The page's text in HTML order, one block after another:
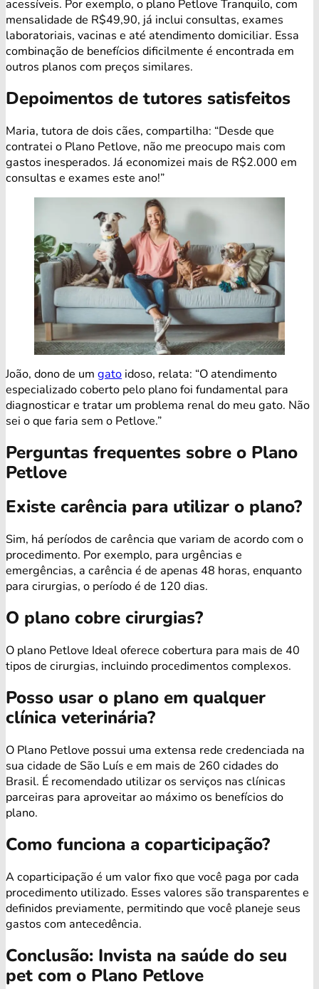
acessíveis. Por exemplo, o plano Petlove Tranquilo, com
mensalidade de R$49,90, já inclui consultas, exames
laboratoriais, vacinas e até atendimento domiciliar. Essa
combinação de benefícios dificilmente é encontrada em
outros planos com preços similares.
Depoimentos de tutores satisfeitos
Maria, tutora de dois cães, compartilha: “Desde que
contratei o Plano Petlove, não me preocupo mais com
gastos inesperados. Já economizei mais de R$2.000 em
consultas e exames este ano!”
João, dono de um gato idoso, relata: “O atendimento
especializado coberto pelo plano foi fundamental para
diagnosticar e tratar um problema renal do meu gato. Não
sei o que faria sem o Petlove.”
Perguntas frequentes sobre o Plano
Petlove
Existe carência para utilizar o plano?
Sim, há períodos de carência que variam de acordo com o
procedimento. Por exemplo, para urgências e
emergências, a carência é de apenas 48 horas, enquanto
para cirurgias, o período é de 120 dias.
O plano cobre cirurgias?
O plano Petlove Ideal oferece cobertura para mais de 40
tipos de cirurgias, incluindo procedimentos complexos.
Posso usar o plano em qualquer
clínica veterinária?
O Plano Petlove possui uma extensa rede credenciada na
sua cidade de São Luís e em mais de 260 cidades do
Brasil. É recomendado utilizar os serviços nas clínicas
parceiras para aproveitar ao máximo os benefícios do
plano.
Como funciona a coparticipação?
A coparticipação é um valor fixo que você paga por cada
procedimento utilizado. Esses valores são transparentes e
definidos previamente, permitindo que você planeje seus
gastos com antecedência.
Conclusão: Invista na saúde do seu
pet com o Plano Petlove